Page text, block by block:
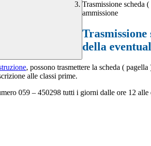
Trasmissione scheda
ammissione
della
, possono trasmettere la scheda (
alle classi prime.
059 – 450298 tutti i giorni dalle ore 12